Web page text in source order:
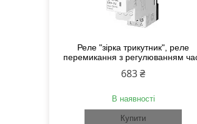
Реле "зірка трикутник", реле
перемикання з регулюванням
683 ₴
В наявності
Купити